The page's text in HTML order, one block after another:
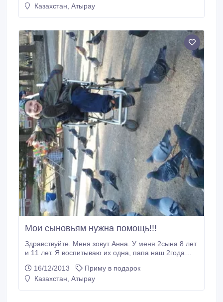
Казахстан, Атырау
Мои сыновьям нужна помощь!!!
Здравствуйте. Меня зовут Анна. У меня 2сына 8 лет
и 11 лет. Я воспитываю их одна, папа наш 2года
нам дом, который мы в данное время пытаемся
продать, но с документами на дом тоже не все в
16/12/2013
Приму в подарок
Казахстан, Атырау